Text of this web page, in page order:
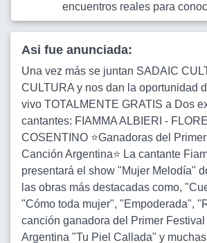
encuentros reales para
Asi fue anunciada:
Una vez más se juntan SADAIC
CULTURA y nos dan la oportunidad
vivo TOTALMENTE GRATIS a Dos
cantantes: FIAMMA ALBIERI -
COSENTINO ⭐Ganadoras del
Canción Argentina⭐ La cantante
presentará el show "Mujer Melodía"
las obras más destacadas como,
"Cómo toda mujer", "Empoderada",
canción ganadora del Primer
Argentina "Tu Piel Callada" y